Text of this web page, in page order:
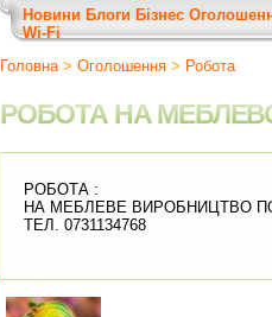
Новини Блоги Бізнес
Wi-Fi
Головна> Оголошення > Робота
РОБОТА НА
РОБОТА :
НА МЕБЛЕВЕ ВИРОБНИЦТВО
ТЕЛ. 0731134768